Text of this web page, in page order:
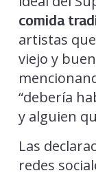
comida
artistas
viejo y
“debería
y alguien
Las
redes